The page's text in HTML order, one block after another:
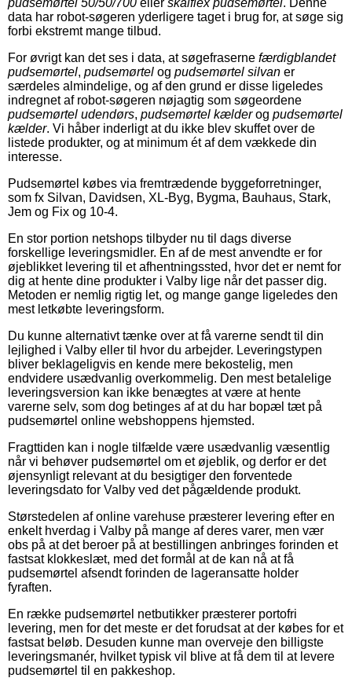
data har robot-søgeren yderligere taget i brug for, at søge sig
forbi ekstremt mange tilbud.
For øvrigt kan det ses i data, at søgefraserne færdigblandet
pudsemørtel, pudsemørtel og pudsemørtel silvan er
særdeles almindelige, og af den grund er disse ligeledes
indregnet af robot-søgeren nøjagtig som søgeordene
pudsemørtel udendørs, pudsemørtel kælderog pudsemørtel
kælder. Vi håber inderligt at du ikke blev skuffet over de
listede produkter, og at minimum ét af dem vækkede din
interesse.
Pudsemørtel købes via fremtrædende byggeforretninger,
som fx Silvan, Davidsen, XL-Byg, Bygma, Bauhaus, Stark,
Jem og Fix og 10-4.
En stor portion netshops tilbyder nu til dags diverse
forskellige leveringsmidler. En af de mest anvendte er for
øjeblikket levering til et afhentningssted, hvor det er nemt for
dig at hente dine produkter i Valby lige når det passer dig.
Metoden er nemlig rigtig let, og mange gange ligeledes den
mest letkøbte leveringsform.
Du kunne alternativt tænke over at få varerne sendt til din
lejlighed i Valby eller til hvor du arbejder. Leveringstypen
bliver beklageligvis en kende mere bekostelig, men
endvidere usædvanlig overkommelig. Den mest betalelige
leveringsversion kan ikke benægtes at være at hente
varerne selv, som dog betinges af at du har bopæl tæt på
pudsemørtel online webshoppens hjemsted.
Fragttiden kan i nogle tilfælde være usædvanlig væsentlig
når vi behøver pudsemørtel om et øjeblik, og derfor er det
øjensynligt relevant at du besigtiger den forventede
leveringsdato for Valby ved det pågældende produkt.
Størstedelen af online varehuse præsterer levering efter en
enkelt hverdag i Valby på mange af deres varer, men vær
obs på at det beroer på at bestillingen anbringes forinden et
fastsat klokkeslæt, med det formål at de kan nå at få
pudsemørtel afsendt forinden de lageransatte holder
fyraften.
En række pudsemørtel netbutikker præsterer portofri
levering, men for det meste er det forudsat at der købes for et
fastsat beløb. Desuden kunne man overveje den billigste
leveringsmanér, hvilket typisk vil blive at få dem til at levere
pudsemørtel til en pakkeshop.